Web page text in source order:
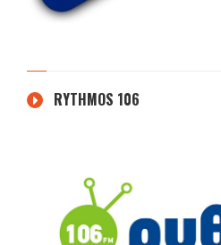
RYTHMOS 106